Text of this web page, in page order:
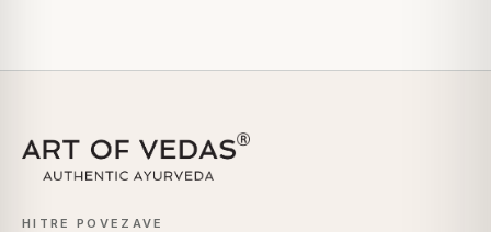
HITRE POVEZAVE